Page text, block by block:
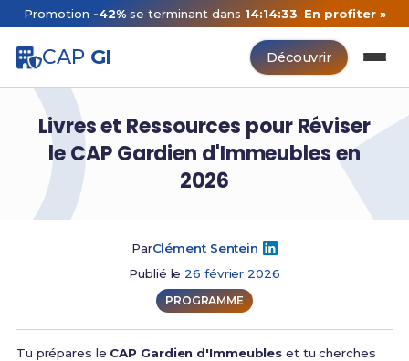
Promotion -42%se terminant dans 14:14:32. En profiter »
CAP GI Découvrir
Livres et Ressources pour Réviser
le CAP Gardien d'Immeubles en
2026
ParClément Sentein
Publié le 26 février 2026
PROGRAMME
Tu prépares le CAP Gardien d'Immeubles et tu cherches